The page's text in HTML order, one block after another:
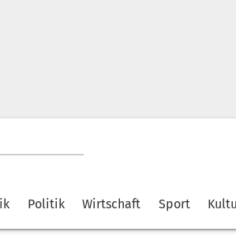
Politik Wirtschaft Sport